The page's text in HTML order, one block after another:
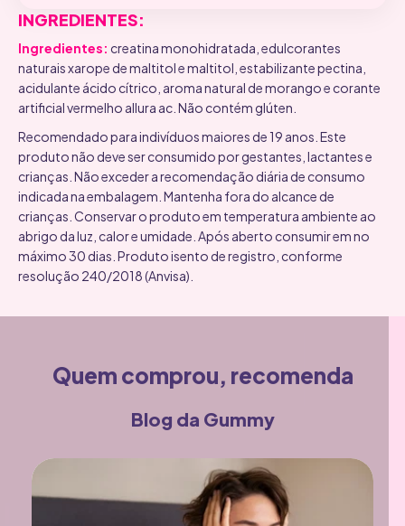
INGREDIENTES:
Ingredientes: creatina monohidratada, edulcorantes
naturais xarope de maltitol e maltitol, estabilizante pectina,
acidulante ácido cítrico, aroma natural de morango e corante
artificial vermelho allura ac. Não contém glúten.
Recomendado para indivíduos maiores de 19 anos. Este
produto não deve ser consumido por gestantes, lactantes e
crianças. Não exceder a recomendação diária de consumo
indicada na embalagem. Mantenha fora do alcance de
crianças. Conservar o produto em temperatura ambiente ao
abrigo da luz, calor e umidade. Após aberto consumir em no
máximo 30 dias. Produto isento de registro, conforme
resolução 240/2018 (Anvisa).
Quem comprou, recomenda
Blog da Gummy